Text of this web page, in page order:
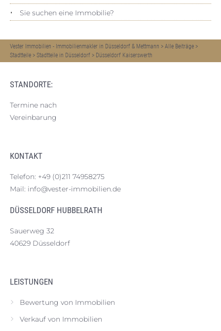
Sie suchen eine Immobilie?
Vester Immobilien - Immobilienmakler in Düsseldorf & Mettmann > Alle Beiträge >
Stadtteile > Stadtteile in Düsseldorf > Düsseldorf Kaiserswerth
STANDORTE:
Termine nach
Vereinbarung
KONTAKT
Telefon: +49 (0)211 74958275
Mail: info@vester-immobilien.de
DÜSSELDORF HUBBELRATH
Sauerweg 32
40629 Düsseldorf
LEISTUNGEN
Bewertung von Immobilien
Verkauf von Immobilien